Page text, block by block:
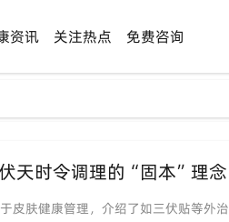
资讯 关注热点 免费咨询
天时令调理的“固本”理念
皮肤健康管理，介绍了如三伏贴等外治